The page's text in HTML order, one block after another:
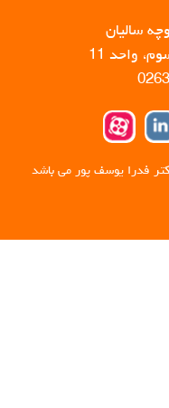
سالیان
واحد 11
فدرا یوسف پور می باشد